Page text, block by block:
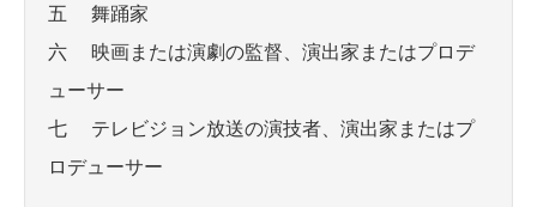
五 舞踊家
六 映画または演劇の監督、演出家またはプロデ
ューサー
七 テレビジョン放送の演技者、演出家またはプ
ロデューサー